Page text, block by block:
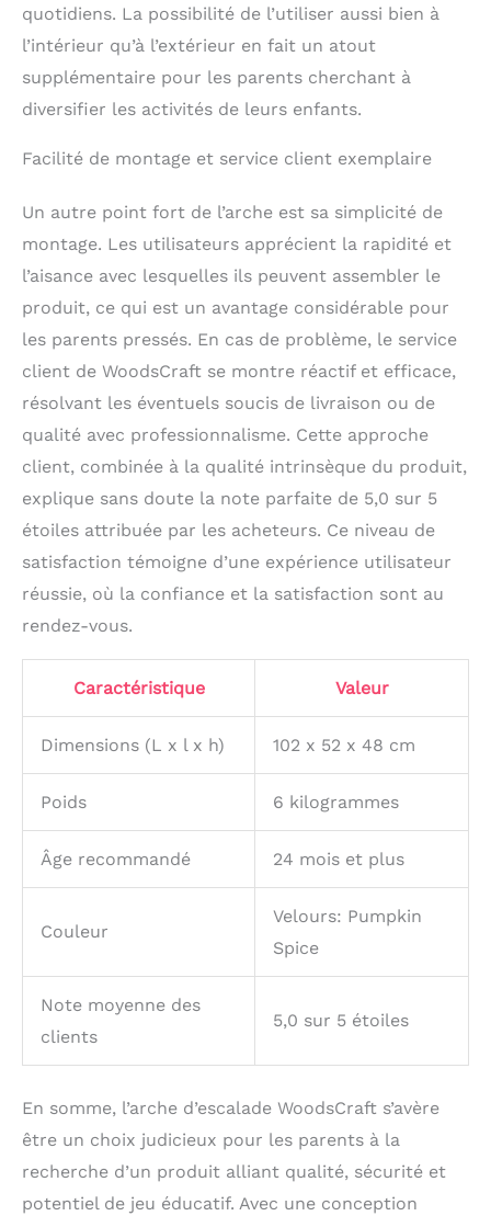
pièce est fabriquée à la
main avec le souci du
détail, imprégnée
d'amour, d'expérience et
de dévouement. 𝐂𝐨𝐧𝐭𝐞𝐧𝐮
d'escalade (couleur:
(Velours: Pumpkin
Spice). Le set comprend
une notice et toutes les
pièces de montage
quotidiens. La possibilité de l’utiliser aussi bien à
l’intérieur qu’à l’extérieur en fait un atout
supplémentaire pour les parents cherchant à
diversifier les activités de leurs enfants.
Facilité de montage et service client exemplaire
Un autre point fort de l’arche est sa simplicité de
montage. Les utilisateurs apprécient la rapidité et
l’aisance avec lesquelles ils peuvent assembler le
produit, ce qui est un avantage considérable pour
les parents pressés. En cas de problème, le service
client de WoodsCraft se montre réactif et efficace,
résolvant les éventuels soucis de livraison ou de
qualité avec professionnalisme. Cette approche
client, combinée à la qualité intrinsèque du produit,
explique sans doute la note parfaite de 5,0 sur 5
étoiles attribuée par les acheteurs. Ce niveau de
satisfaction témoigne d’une expérience utilisateur
réussie, où la confiance et la satisfaction sont au
rendez-vous.
Caractéristique Valeur
Dimensions (L x l x h) 102 x 52 x 48 cm
Poids 6 kilogrammes
Âge recommandé 24 mois et plus
Couleur
Velours: Pumpkin
Spice
Note moyenne des
clients
5,0 sur 5 étoiles
En somme, l’arche d’escalade WoodsCraft s’avère
être un choix judicieux pour les parents à la
recherche d’un produit alliant qualité, sécurité et
potentiel de jeu éducatif. Avec une conception